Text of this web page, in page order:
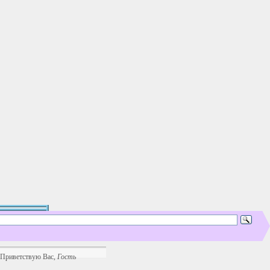
Приветствую Вас,Гость